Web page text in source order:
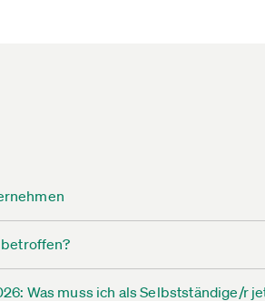
Was muss ich als Selbstständige/r